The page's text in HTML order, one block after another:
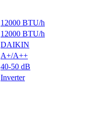
12000 BTU/h
12000 BTU/h
DAIKIN
A+/A++
40-50 dB
Inverter